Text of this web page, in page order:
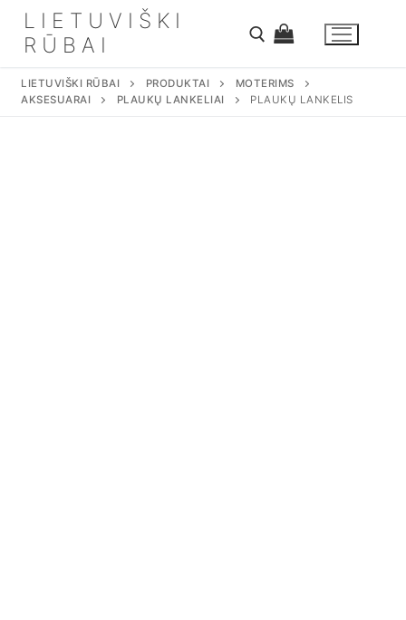
turinio
LIETUVIŠKI
RŪBAI
Ieškoti:
LIETUVIŠKI RŪBAI PRODUKTAI
MOTERIMS
AKSESUARAI
PLAUKŲ LANKELIAI PLAUKŲ LANKELIS